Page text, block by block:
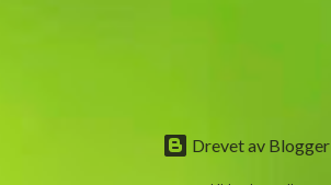
Drevet av Blogger